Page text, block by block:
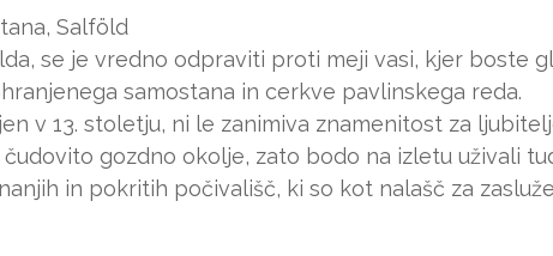
Salföld
se je vredno odpraviti proti meji vasi, kjer boste
samostana in cerkve pavlinskega reda.
v 13. stoletju, ni le zanimiva znamenitost za
gozdno okolje, zato bodo na izletu uživali
in pokritih počivališč, ki so kot nalašč za